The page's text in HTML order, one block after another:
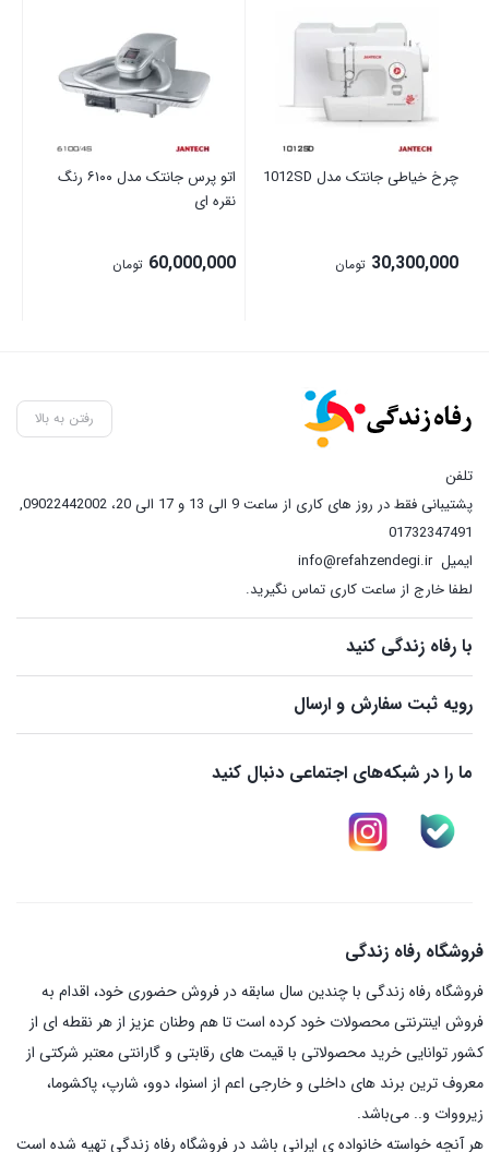
چرخ خیاطی جانتک مدل 1012SD
30,300,000 تومان
اتو پرس جانتک مدل ۶۱۰۰ رنگ
نقره ای
60,000,000 تومان
رفتن به بالا
تلفن
پشتیبانی فقط در روز های کاری از ساعت 9 الی 13 و 17 الی 20، 09022442002
,
01732347491
ایمیلinfo@refahzendegi.ir
لطفا خارج از ساعت کاری تماس نگیرید.
با رفاه زندگی کنید
رویه ثبت سفارش و ارسال
ما را در شبکه‌های اجتماعی دنبال کنید
فروشگاه رفاه زندگی
فروشگاه رفاه زندگی با چندین سال سابقه در فروش حضوری خود، اقدام به
فروش اینترنتی محصولات خود کرده است تا هم وطنان عزیز از هر نقطه ای از
کشور توانایی خرید محصولاتی با قیمت های رقابتی و گارانتی معتبر شرکتی از
معروف ترین برند های داخلی و خارجی اعم از اسنوا، دوو، شارپ، پاکشوما،
زیرووات و.. می‌باشد.
هر آنچه خواسته خانواده ی ایرانی باشد در فروشگاه رفاه زندگی تهیه شده است